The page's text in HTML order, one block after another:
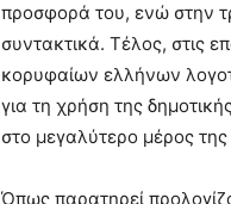
προσφορά του, ενώ στην
συντακτικά. Τέλος, στις
κορυφαίων ελλήνων
για τη χρήση της
στο μεγαλύτερο μέρος
Όπως παρατηρεί